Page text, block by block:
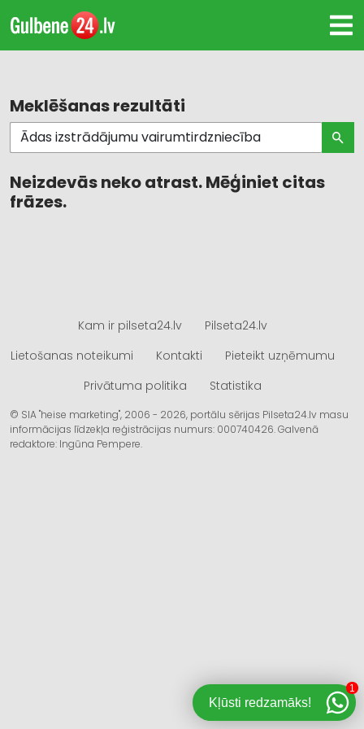
Meklēšanas rezultāti
Neizdevās neko atrast. Mēģiniet citas
frāzes.
Kam ir pilseta24.lv
Pilseta24.lv
Lietošanas noteikumi
Kontakti
Pieteikt uzņēmumu
Privātuma politika
Statistika
© SIA "heise marketing", 2006 - 2026, portālu sērijas Pilseta24.lv masu
informācijas līdzekļa reģistrācijas numurs: 000740426. Galvenā
redaktore: Ingūna Pempere.
Kļūsti redzamāks!
1